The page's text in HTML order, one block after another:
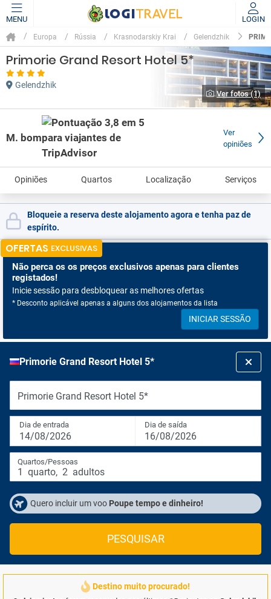
MENU LOGIN
Europa Rússia Krasnodarskiy Krai Gelendzhik
Primorie Grand Resort Hotel 5*
Gelendzhik
Ver fotos (1)
M. bom
Ver
opiniões
Opiniões Quartos Localização Serviços
Bloqueie a reserva deste alojamento agora e tenha paz de
espírito.
OFERTAS EXCLUSIVAS
Não perca os os preços exclusivos apenas para clientes
registados!
Inicie sessão para desbloquear as melhores ofertas
* Desconto aplicável apenas a alguns dos alojamentos da lista
INICIAR SESSÃO
Primorie Grand Resort Hotel 5*
Primorie Grand Resort Hotel 5*
Dia de entrada
14/08/2026
Dia de saída
16/08/2026
Quartos/Pessoas
1 quarto, 2 adultos
Quero incluir um voo Poupe tempo e dinheiro!
PESQUISAR
Destino muito procurado!